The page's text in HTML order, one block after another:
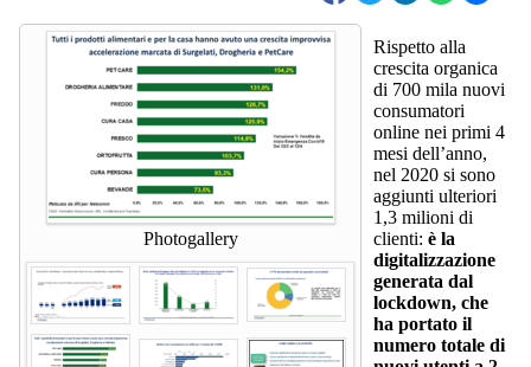
Photogallery
Rispetto alla
crescita organica
di 700 mila nuovi
consumatori
online nei primi 4
mesi dell’anno,
nel 2020 si sono
aggiunti ulteriori
1,3 milioni di
clienti: è la
digitalizzazione
generata dal
lockdown, che
ha portato il
numero totale di